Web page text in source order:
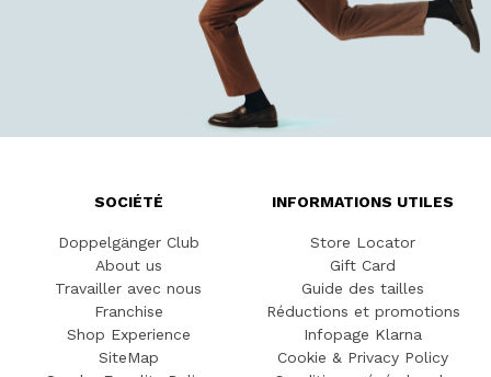
SOCIÉTÉ
Doppelgänger Club
About us
Travailler avec nous
Franchise
Shop Experience
SiteMap
INFORMATIONS UTILES
Store Locator
Gift Card
Guide des tailles
Réductions et promotions
Infopage Klarna
Cookie & Privacy Policy